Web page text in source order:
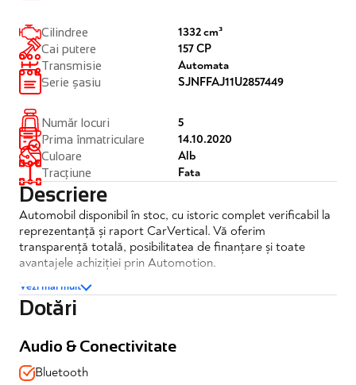
Cilindree
Cai putere
Transmisie
Serie șasiu
1332 cm³
157 CP
Automata
SJNFFAJ11U2857449
Număr locuri
Prima înmatriculare
Culoare
Tracțiune
5
14.10.2020
Alb
Fata
Descriere
Automobil disponibil în stoc, cu istoric complet verificabil la
reprezentanță și raport CarVertical. Vă oferim
transparență totală, posibilitatea de finanțare și toate
avantajele achiziției prin Automotion.
Nissan Qashqai 1.3 DIG-T DCT N-Connecta Automat
✔️TVA deductibil
✔️Garantie completa
Dotări și echipamente:
Vezi mai mult
Dotări
Audio & Conectivitate
Bluetooth